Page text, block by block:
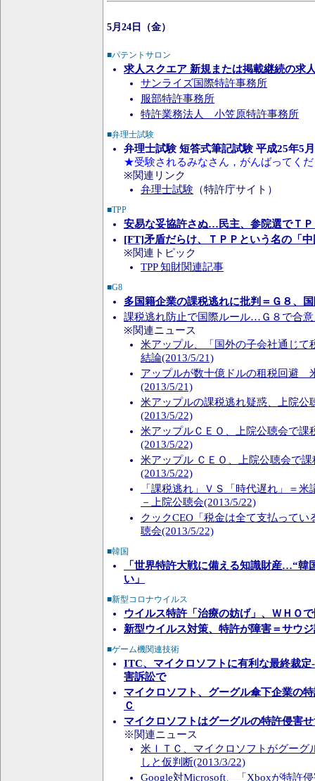
5月24日（金）
■パテントサロン
求人スクエア 新規または掲載継続の求
サンライズ国際特許事務所
服部特許事務所
特許業務法人 小笠原特許事務所
■弁理士試験
弁理士試験 短答式筆記試験 平成25年5
★受験されるみなさん，がんばってく
※関連リンク
弁理士試験 （特許庁サイト）
■TPP
安易な妥協許さぬ…民主、参院選でＴ
[FT]矛盾だらけ、ＴＰＰという名の「
※関連トピック
TPP 知財関連記事
■G8
多国籍企業の課税逃れに批判＝Ｇ８、
課税逃れ防止で国際ルール…Ｇ８で合意
※関連ニュース
米アップル、「国外の子会社通じて
結論(2013/5/21)
アップルが数十億ドルの租税回避
(2013/5/21)
米アップルの課税逃れ疑惑、上院公
(2013/5/22)
米アップルＣＥＯ、上院公聴会で課
(2013/5/22)
米アップル ＣＥＯ、上院公聴会で
(2013/5/22)
「課税逃れ」ＶＳ「時代遅れ」＝
－上院公聴会(2013/5/22)
クックCEO「税金は全て支払って
聴会(2013/5/22)
■韓国
「世界特許大戦に備える知識財産…“韓
い」
■新型コロナウイルス
ウイルス特許「治療の妨げ」、ＷＨＯ
新型ウイルス対策、特許が障害＝サウ
■ゲーム機関連技術
ITC、マイクロソフトに有利な最終裁
害訴訟で
マイクロソフト、グーグル傘下企業の
Ｃ
マイクロソフトはグーグルの特許侵害
※関連ニュース
米ＩＴＣ、マイクロソフトがグーグ
しと仮判断(2013/3/22)
Google対Microsoft、「Xboxが特許